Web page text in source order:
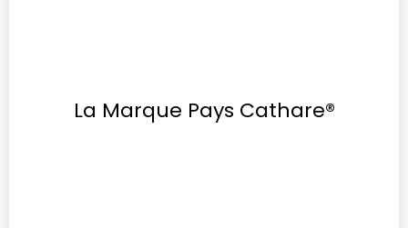
La Marque Pays Cathare®